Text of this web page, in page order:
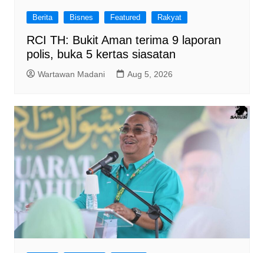
Berita Bisnes Featured Rakyat
RCI TH: Bukit Aman terima 9 laporan
polis, buka 5 kertas siasatan
Wartawan Madani Aug 5, 2026